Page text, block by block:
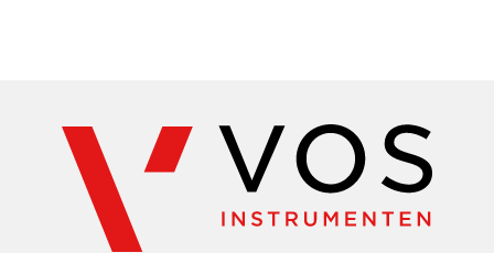
De bediening is simpel. Je zet de pH-meter aan en uit
met de linkerknop. Plaats de elektrode in de te meten
substantie, de pH-waarde wordt vervolgens weergegeven
op het heldere HD-display met 2 decimalen. Door op de